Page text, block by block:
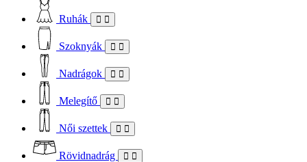
Ruhák
Szoknyák
Nadrágok
Melegítő
Női szettek
Rövidnadrág